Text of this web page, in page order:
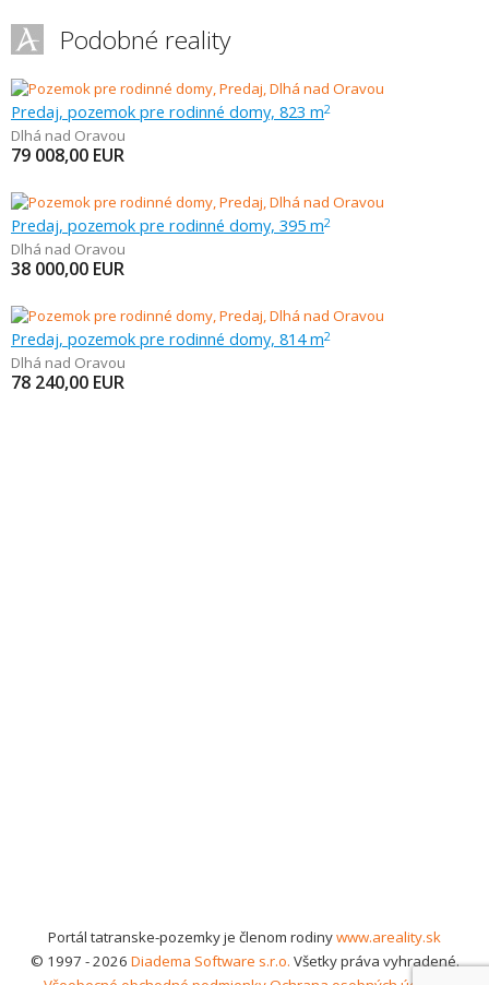
Podobné reality
Predaj, pozemok pre rodinné domy, 823 m2
Dlhá nad Oravou
79 008,00 EUR
Predaj, pozemok pre rodinné domy, 395 m2
Dlhá nad Oravou
38 000,00 EUR
Predaj, pozemok pre rodinné domy, 814 m2
Dlhá nad Oravou
78 240,00 EUR
Portál tatranske-pozemky je členom rodinywww.areality.sk
© 1997 - 2026 Diadema Software s.r.o. Všetky práva vyhradené.